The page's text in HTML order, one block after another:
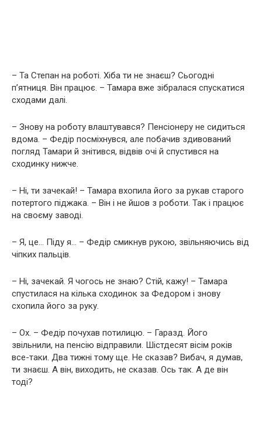
– Та Степан на роботі. Хіба ти не знаєш? Сьогодні
п’ятниця. Він працює. – Тамара вже зібралася спускатися
сходами далі.
– Знову на роботу влаштувався? Пенсіонеру не сидиться
вдома. – Федір посміхнувся, але побачив здивований
погляд Тамари й знітився, відвів очі й спустився на
сходинку нижче.
– Ні, ти зачекай! – Тамара вхопила його за рукав старого
потертого піджака. – Він і не йшов з роботи. Так і працює
на своєму заводі.
– Я, це… Піду я… – Федір смикнув рукою, звільняючись від
чіпких пальців.
– Ні, зачекай. Я чогось не знаю? Стій, кажу! – Тамара
спустилася на кілька сходинок за Федором і знову
схопила його за руку.
– Ох. – Федір почухав потилицю. – Гаразд. Його
звільнили, на пенсію відправили. Шістдесят вісім років
все-таки. Два тижні тому ще. Не сказав? Вибач, я думав,
ти знаєш. А він, виходить, не сказав. Ось так. А де він
тоді?